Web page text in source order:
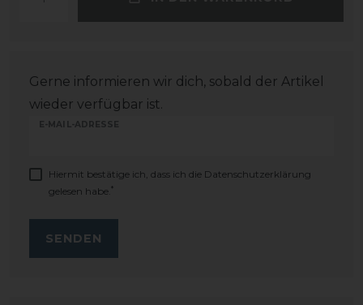
Gerne informieren wir dich, sobald der Artikel
wieder verfügbar ist.
E-MAIL-ADRESSE
Hiermit bestätige ich, dass ich die Daten­schutz­erklärung
gelesen habe. *
SENDEN